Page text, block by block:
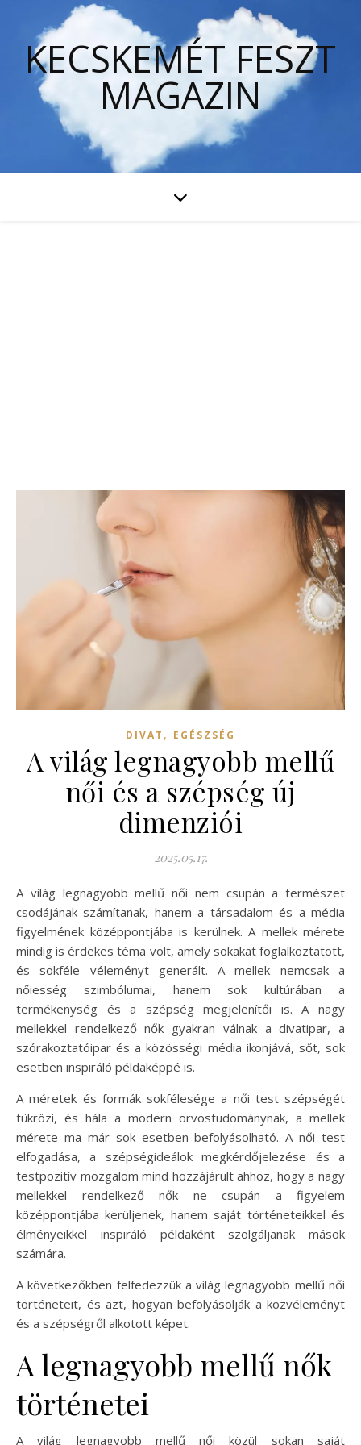
KECSKEMÉT FESZT
MAGAZIN
DIVAT , EGÉSZSÉG
A világ legnagyobb mellű
női és a szépség új
dimenziói
2025.05.17.
A világ legnagyobb mellű női nem csupán a természet
csodájának számítanak, hanem a társadalom és a média
figyelmének középpontjába is kerülnek. A mellek mérete
mindig is érdekes téma volt, amely sokakat foglalkoztatott,
és sokféle véleményt generált. A mellek nemcsak a
nőiesség szimbólumai, hanem sok kultúrában a
termékenység és a szépség megjelenítői is. A nagy
mellekkel rendelkező nők gyakran válnak a divatipar, a
szórakoztatóipar és a közösségi média ikonjává, sőt, sok
esetben inspiráló példaképpé is.
A méretek és formák sokfélesége a női test szépségét
tükrözi, és hála a modern orvostudománynak, a mellek
mérete ma már sok esetben befolyásolható. A női test
elfogadása, a szépségideálok megkérdőjelezése és a
testpozitív mozgalom mind hozzájárult ahhoz, hogy a nagy
mellekkel rendelkező nők ne csupán a figyelem
középpontjába kerüljenek, hanem saját történeteikkel és
élményeikkel inspiráló példaként szolgáljanak mások
számára.
A következőkben felfedezzük a világ legnagyobb mellű női
történeteit, és azt, hogyan befolyásolják a közvéleményt
és a szépségről alkotott képet.
A legnagyobb mellű nők
történetei
A világ legnagyobb mellű női közül sokan saját